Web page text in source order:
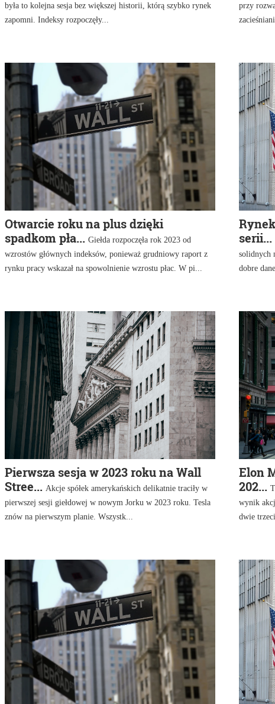
była to kolejna sesja bez większej historii, którą szybko rynek
zapomni. Indeksy rozpoczęły...
przy
Otwarcie roku na plus dzięki
spadkom pła... Giełda rozpoczęła rok 2023 od
wzrostów głównych indeksów, ponieważ grudniowy raport z
rynku pracy wskazał na spowolnienie wzrostu płac. W pi...
serii...
solidnych
dobre
Pierwsza sesja w 2023 roku na Wall
Stree... Akcje spółek amerykańskich delikatnie traciły w
pierwszej sesji giełdowej w nowym Jorku w 2023 roku. Tesla
znów na pierwszym planie. Wszystk...
Elon
202...
wynik
dwie